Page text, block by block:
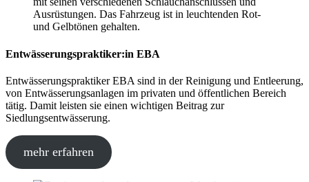
Entwässerungspraktiker:in EBA
Entwässerungspraktiker EBA sind in der Reinigung und Entleerung,
von Entwässerungsanlagen im privaten und öffentlichen Bereich
tätig. Damit leisten sie einen wichtigen Beitrag zur
Siedlungsentwässerung.
mehr erfahren